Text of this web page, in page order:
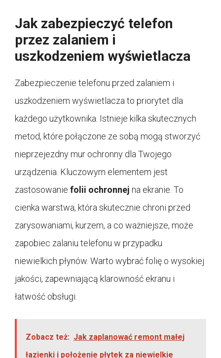
Jak zabezpieczyć telefon
przez zalaniem i
uszkodzeniem wyświetlacza
Zabezpieczenie telefonu przed zalaniem i
uszkodzeniem wyświetlacza to priorytet dla
każdego użytkownika. Istnieje kilka skutecznych
metod, które połączone ze sobą mogą stworzyć
nieprzejezdny mur ochronny dla Twojego
urządzenia. Kluczowym elementem jest
zastosowanie folii ochronnej na ekranie. To
cienka warstwa, która skutecznie chroni przed
zarysowaniami, kurzem, a co ważniejsze, może
zapobiec zalaniu telefonu w przypadku
niewielkich płynów. Warto wybrać folię o wysokiej
jakości, zapewniającą klarowność ekranu i
łatwość obsługi.
Zobacz też: Jak zaplanować remont małej
łazienki i położenie płytek za niewielkie